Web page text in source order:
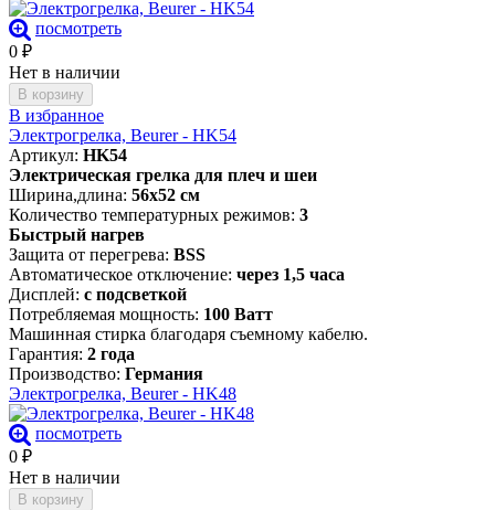
посмотреть
0 ₽
Нет в наличии
В корзину
В избранное
Электрогрелка, Beurer - HK54
Артикул: HK54
Электрическая грелка для плеч и шеи
Ширина,длина: 56х52 см
Количество температурных режимов: 3
Быстрый нагрев
Защита от перегрева: BSS
Автоматическое отключение: через 1,5 часа
Дисплей: с подсветкой
Потребляемая мощность: 100 Ватт
Машинная стирка благодаря съемному кабелю.
Гарантия: 2 года
Производство: Германия
Электрогрелка, Beurer - HK48
посмотреть
0 ₽
Нет в наличии
В корзину